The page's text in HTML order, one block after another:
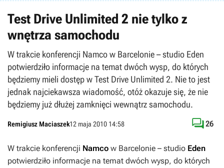
Test Drive Unlimited 2 nie tylko z
wnętrza samochodu
W trakcie konferencji Namco w Barcelonie – studio Eden
potwierdziło informacje na temat dwóch wysp, do których
będziemy mieli dostęp w Test Drive Unlimited 2. Nie to jest
jednak najciekawsza wiadomość, otóż okazuje się, że nie
będziemy już dłużej zamknięci wewnątrz samochodu.
Remigiusz Maciaszek12 maja 2010 14:58 26
W trakcie konferencji Namco w Barcelonie – studio Eden
potwierdziło informacje na temat dwóch wysp, do których